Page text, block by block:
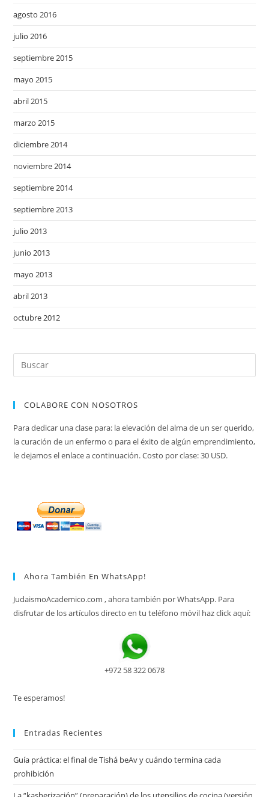
agosto 2016
julio 2016
septiembre 2015
mayo 2015
abril 2015
marzo 2015
diciembre 2014
noviembre 2014
septiembre 2014
septiembre 2013
julio 2013
junio 2013
mayo 2013
abril 2013
octubre 2012
COLABORE CON NOSOTROS
Para dedicar una clase para: la elevación del alma de un ser querido,
la curación de un enfermo o para el éxito de algún emprendimiento,
le dejamos el enlace a continuación. Costo por clase: 30 USD.
Ahora También En WhatsApp!
JudaismoAcademico.com , ahora también por WhatsApp. Para
disfrutar de los artículos directo en tu teléfono móvil haz click aquí:
+972 58 322 0678
Te esperamos!
Entradas Recientes
Guía práctica: el final de Tishá beAv y cuándo termina cada
prohibición